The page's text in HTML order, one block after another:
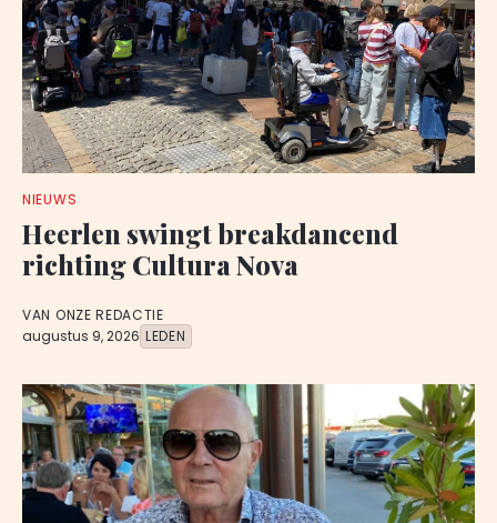
NIEUWS
Heerlen swingt breakdancend
richting Cultura Nova
VAN ONZE REDACTIE
augustus 9, 2026 LEDEN